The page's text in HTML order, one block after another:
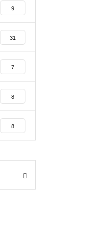
9
31
7
8
8